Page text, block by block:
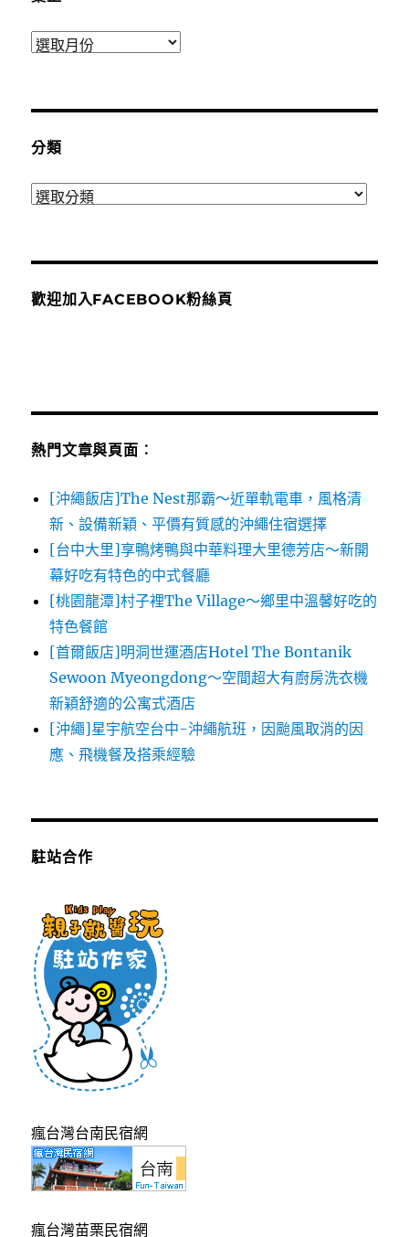
彙
分類
分
歡迎加入FACEBOOK粉絲頁
熱門文章與頁面︰
[沖繩飯店]The Nest那霸～近單軌電車，風格清
新、設備新穎、平價有質感的沖繩住宿選擇
[台中大里]享鴨烤鴨與中華料理大里德芳店～新開
幕好吃有特色的中式餐廳
[桃園龍潭]村子裡The Village～鄉里中溫馨好吃的
特色餐館
[首爾飯店]明洞世運酒店Hotel The Bontanik
Sewoon Myeongdong～空間超大有廚房洗衣機
新穎舒適的公寓式酒店
[沖繩]星宇航空台中-沖繩航班，因颱風取消的因
應、飛機餐及搭乘經驗
駐站合作
瘋台灣台南民宿網
瘋台灣苗栗民宿網